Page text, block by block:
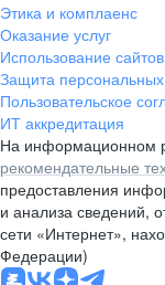
Этика и комплаенс
Оказание услуг
Использование сайтов
Защита
Пользовательское
ИТ аккредитация
На информационном
рекомендательные
предоставления
и анализа сведений,
сети «Интернет»,
Федерации)